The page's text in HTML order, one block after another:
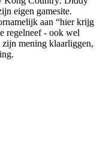
eigen gamesite.
aan “hier krijg
regelneef - ook wel
mening klaarliggen,